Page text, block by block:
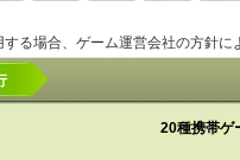
る場合、ゲーム運営会社の方針
20種携帯ゲ